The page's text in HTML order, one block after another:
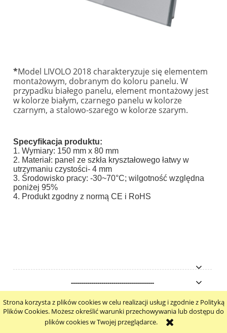
Strona korzysta z plików cookies w celu realizacji usług i zgodnie z Polityką
Plików Cookies. Możesz określić warunki przechowywania lub dostępu do
plików cookies w Twojej przeglądarce.
*Model LIVOLO 2018 charakteryzuje się elementem
montażowym, dobranym do koloru panelu. W
przypadku białego panelu, element montażowy jest
w kolorze białym, czarnego panelu w kolorze
czarnym, a stalowo-szarego w kolorze szarym.
Specyfikacja produktu:
1. Wymiary: 150 mm x 80 mm
2. Materiał: panel ze szkła kryształowego łatwy w
utrzymaniu czystości- 4 mm
3. Środowisko pracy: -30~70°C; wilgotność względna
poniżej 95%
4. Produkt zgodny z normą CE i RoHS
-----------------------------------------
pokaż pełną wersję strony
Sklep internetowy Shoper.pl